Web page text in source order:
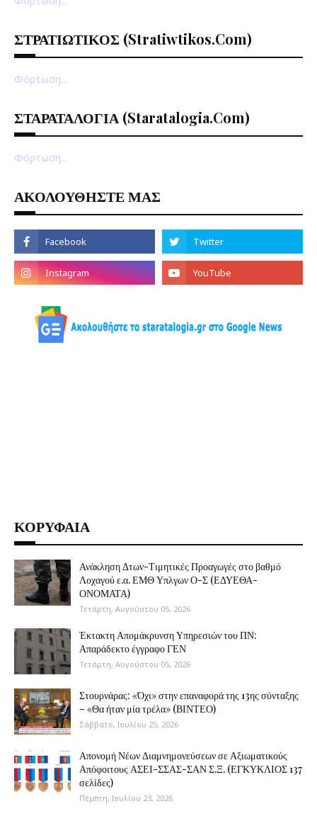
ΣΤΡΑΤΙΩΤΙΚΟΣ (stratiwtikos.com)
Φόρτωση...
ΣΤΑΡΑΤΑΛΟΓΙΑ (staratalogia.com)
Φόρτωση...
ΑΚΟΛΟΥΘΗΣΤΕ ΜΑΣ
ΚΟΡΥΦΑΙΑ
Ανάκληση Δτων-Τιμητικές Προαγωγές στο βαθμό
Λοχαγού ε.α. ΕΜΘ Υπλγων Ο-Σ (ΕΔΥΕΘΑ-
ΟΝΟΜΑΤΑ)
Τετάρτη, Αυγούστου 05, 2026
Έκτακτη Απομάκρυνση Υπηρεσιών του ΠΝ:
Απαράδεκτο έγγραφο ΓΕΝ
Τετάρτη, Αυγούστου 05, 2026
Στουρνάρας: «Όχι» στην επαναφορά της 13ης σύνταξης
– «Θα ήταν μία τρέλα» (ΒΙΝΤΕΟ)
Σάββατο, Ιουλίου 25, 2026
Απονομή Νέων Διαμνημονεύσεων σε Αξιωματικούς
Απόφοιτους ΑΣΕΙ-ΣΣΑΣ-ΣΑΝ Σ.Ξ. (ΕΓΚΥΚΛΙΟΣ 137
σελίδες)
Πέμπτη, Ιουλίου 23, 2026